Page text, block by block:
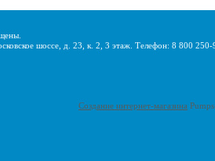
шоссе, д. 23, к. 2, 3 этаж. Телефон: 8 800
Создание интернет-магазина